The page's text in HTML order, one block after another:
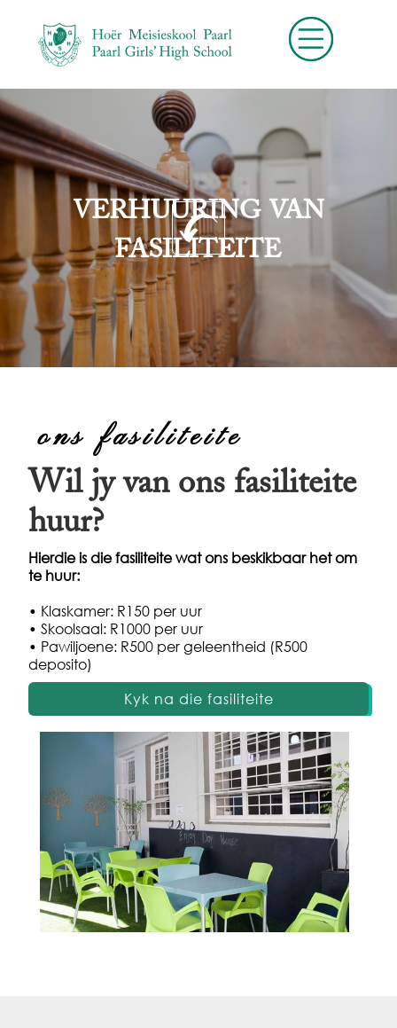
VERHUURING VAN
FASILITEITE
ons fasiliteite
Wil jy van ons fasiliteite
huur?
Hierdie is die fasiliteite wat ons beskikbaar het om
te huur:
• Klaskamer: R150 per uur
• Skoolsaal: R1000 per uur
• Pawiljoene: R500 per geleentheid (R500
deposito)
Kyk na die fasiliteite